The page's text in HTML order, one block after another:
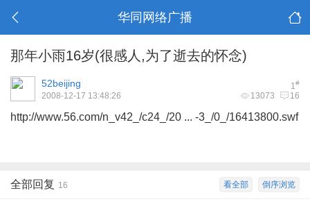
华同网络广播
那年小雨16岁(很感人,为了逝去的怀念)
1#
52beijing
13073 16
2008-12-17 13:48:26
http://www.56.com/n_v42_/c24_/20 ... -3_/0_/16413800.swf
倒序浏览
看全部
全部回复 16